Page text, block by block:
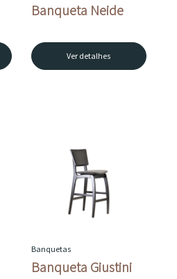
Banqueta Neide
Ver detalhes
Banquetas
Banqueta Giustini